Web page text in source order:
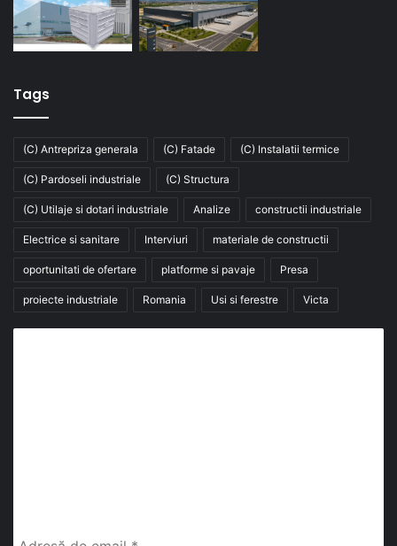
Tags
(C) Antrepriza generala (C) Fatade (C) Instalatii termice
(C) Pardoseli industriale (C) Structura
(C) Utilaje si dotari industriale Analize constructii industriale
Electrice si sanitare Interviuri materiale de constructii
oportunitati de ofertare platforme si pavaje Presa
proiecte industriale Romania Usi si ferestre Victa